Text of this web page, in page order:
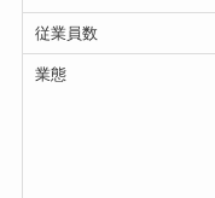
従業員数
業態